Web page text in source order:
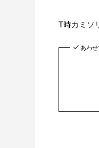
T時カミソ
あわ